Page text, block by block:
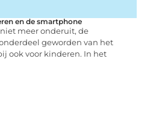
en de smartphone
meer onderuit, de
geworden van het
ook voor kinderen. In het